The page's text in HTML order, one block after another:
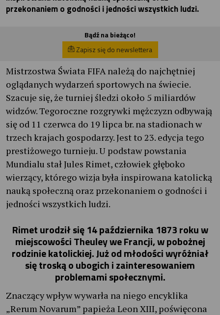
przekonaniem o godności i jedności wszystkich ludzi.
Bądź na bieżąco!
Zapisz się do newslettera
Mistrzostwa Świata FIFA należą do najchętniej
oglądanych wydarzeń sportowych na świecie.
Szacuje się, że turniej śledzi około 5 miliardów
widzów. Tegoroczne rozgrywki mężczyzn odbywają
się od 11 czerwca do 19 lipca br. na stadionach w
trzech krajach gospodarzy. Jest to 23. edycja tego
prestiżowego turnieju. U podstaw powstania
Mundialu stał Jules Rimet, człowiek głęboko
wierzący, którego wizja była inspirowana katolicką
nauką społeczną oraz przekonaniem o godności i
jedności wszystkich ludzi.
Rimet urodził się 14 października 1873 roku w
miejscowości Theuley we Francji, w pobożnej
rodzinie katolickiej. Już od młodości wyróżniał
się troską o ubogich i zainteresowaniem
problemami społecznymi.
Znaczący wpływ wywarła na niego encyklika
„Rerum Novarum” papieża Leon XIII, poświęcona